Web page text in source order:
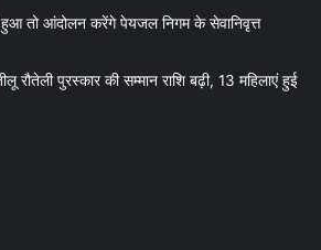
तो आंदोलन करेंगे पेयजल निगम के सेवानिवृत्त
रौतेली पुरस्कार की सम्मान राशि बढ़ी, 13 महिलाएं हुई